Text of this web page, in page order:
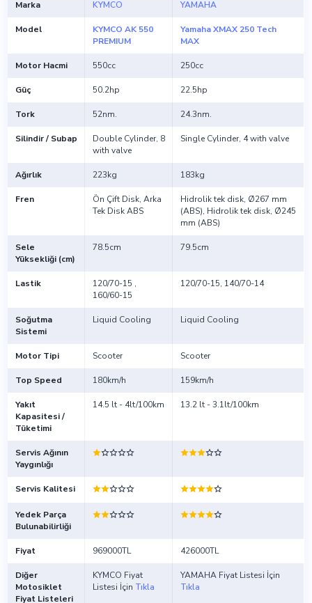
Marka KYMCO YAMAHA
Model
KYMCO AK 550
PREMIUM
Yamaha XMAX 250 Tech
MAX
Motor Hacmi 550cc 250cc
Güç 50.2hp 22.5hp
Tork 52nm. 24.3nm.
Silindir / Subap
Double Cylinder, 8
with valve
Single Cylinder, 4 with valve
Ağırlık 223kg 183kg
Fren
Ön Çift Disk, Arka
Tek Disk ABS
Hidrolik tek disk, Ø267 mm
(ABS), Hidrolik tek disk, Ø245
mm (ABS)
Sele
Yüksekliği (cm)
78.5cm 79.5cm
Lastik
120/70-15 ,
160/60-15
120/70-15, 140/70-14
Soğutma
Sistemi
Liquid Cooling Liquid Cooling
Motor Tipi Scooter Scooter
Top Speed 180km/h 159km/h
Yakıt
Kapasitesi /
Tüketimi
14.5 lt - 4lt/100km 13.2 lt - 3.1lt/100km
Servis Ağının
Yaygınlığı
Servis Kalitesi
Yedek Parça
Bulunabilirliği
Fiyat 969000TL 426000TL
Diğer
Motosiklet
Fiyat Listeleri
KYMCO Fiyat
Listesi İçin Tıkla
YAMAHA Fiyat Listesi İçin
Tıkla